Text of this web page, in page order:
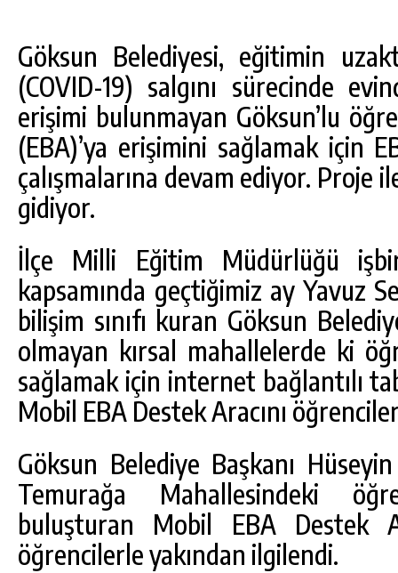
Göksun Belediyesi, eğitimin
(COVID-19) salgını sürecinde
erişimi bulunmayan Göksun’lu
(EBA)’ya erişimini sağlamak için
çalışmalarına devam ediyor. Proje
gidiyor.
İlçe Milli Eğitim Müdürlüğü
kapsamında geçtiğimiz ay Yavuz
bilişim sınıfı kuran Göksun
olmayan kırsal mahallelerde ki
sağlamak için internet bağlantılı
Mobil EBA Destek Aracını
Göksun Belediye Başkanı
Temurağa Mahallesindeki
buluşturan Mobil EBA Destek
öğrencilerle yakından ilgilendi.
GÜNLÜK HABER AKIŞI
GÖKSUN HAFIZLIK KIZ KUR’AN KURSU
ÖĞRENCILERINE DARENDE GEZISI.